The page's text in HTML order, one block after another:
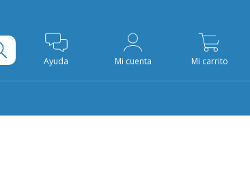
Ayuda Mi cuenta Mi carrito